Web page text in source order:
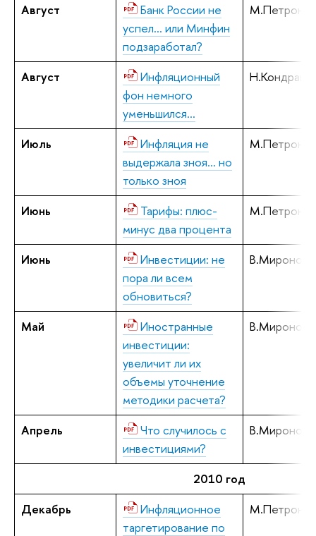
Август
Банк России не
успел... или Минфин
подзаработал?
Август
Инфляционный
фон немного
уменьшился…
Июль
Инфляция не
выдержала зноя… но
только зноя
Июнь
Тарифы: плюс-
минус два процента
Июнь
Инвестиции: не
пора ли всем
обновиться?
В.Миронов,
Май
Иностранные
инвестиции:
увеличит ли их
объемы уточнение
методики расчета?
В.Миронов,
Апрель
Что случилось с
инвестициями?
В.Миронов,
2010 год
Декабрь
Инфляционное
таргетирование по